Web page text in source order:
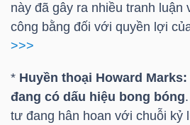
này đã gây ra nhiều tranh luận
công bằng đối với quyền lợi
>>>
* Huyền thoại Howard
đang có dấu hiệu bong bóng
tư đang hân hoan với chuỗi kỷ
YẾU
TIÊU
DÙNG